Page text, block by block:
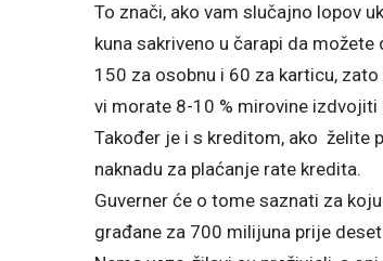
To znači, ako vam slučajno lopov
kuna sakriveno u čarapi da
150 za osobnu i 60 za karticu,
vi morate 8-10 % mirovine
Također je i s kreditom, ako želite
naknadu za plaćanje rate kredita.
Guverner će o tome saznati za
građane za 700 milijuna prije